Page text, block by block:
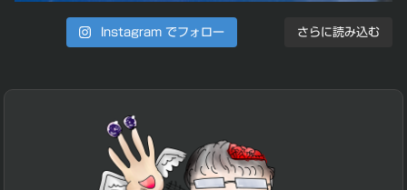
さらに読み込む
Instagram でフォロー